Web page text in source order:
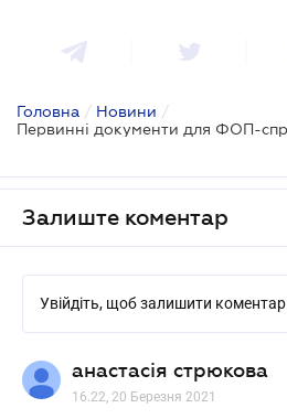
Головна / Новини /
Залиште коментар
Увійдіть, щоб залишити коментар
анастасія стрюкова
16.22, 20 Березня 2021